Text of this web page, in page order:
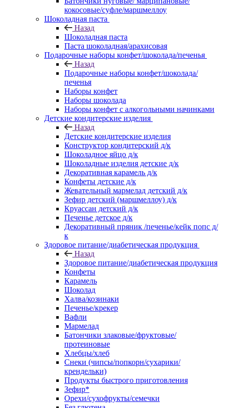
кокосовые/суфле/маршмеллоу
Шоколадная паста
Назад
Шоколадная паста
Паста шоколадная/арахисовая
Подарочные наборы конфет/шоколада/печенья
Назад
Подарочные наборы конфет/шоколада/
печенья
Наборы конфет
Наборы шоколада
Наборы конфет с алкогольными начинками
Детские кондитерские изделия
Назад
Детские кондитерские изделия
Конструктор кондитерский д/к
Шоколадное яйцо д/к
Шоколадные изделия детские д/к
Декоративная карамель д/к
Конфеты детские д/к
Жевательный мармелад детский д/к
Зефир детский (маршмеллоу) д/к
Круассан детский д/к
Печенье детское д/к
Декоративный пряник /печенье/кейк попс д/
к
Здоровое питание/диабетическая продукция
Назад
Здоровое питание/диабетическая продукция
Конфеты
Карамель
Шоколад
Халва/козинаки
Печенье/крекер
Вафли
Мармелад
Батончики злаковые/фруктовые/
протеиновые
Хлебцы/хлеб
Снеки (чипсы/попкорн/сухарики/
крендельки)
Продукты быстрого приготовления
Зефир*
Орехи/сухофрукты/семечки